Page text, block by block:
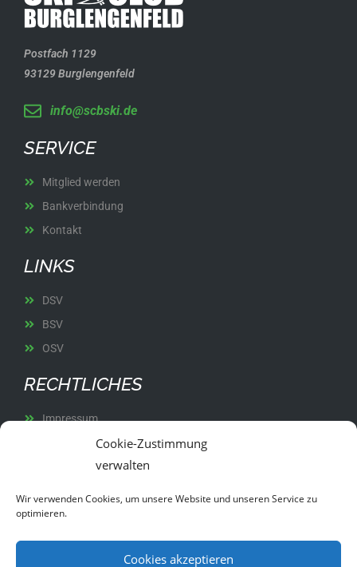
Cookie-Zustimmung
verwalten
Wir verwenden Cookies, um unsere Website und unseren Service zu
optimieren.
Cookies akzeptieren
Postfach 1129
93129 Burglengenfeld
info@scbski.de
SERVICE
Mitglied werden
Bankverbindung
Kontakt
LINKS
DSV
BSV
OSV
RECHTLICHES
Impressum
Datenschutz